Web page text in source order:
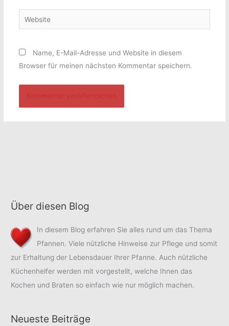
Website
Name, E-Mail-Adresse und Website in diesem
Browser für meinen nächsten Kommentar speichern.
Über diesen Blog
In diesem Blog erfahren Sie alles rund um das Thema
Pfannen. Viele nützliche Hinweise zur Pflege und somit
zur Erhaltung der Lebensdauer Ihrer Pfanne. Auch nützliche
Küchenhelfer werden mit vorgestellt, welche Ihnen das
Kochen und Braten so einfach wie nur möglich machen.
Neueste Beiträge